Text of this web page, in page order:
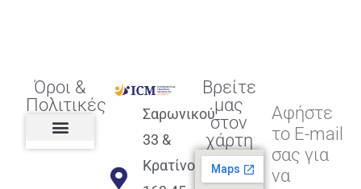
Όροι &
Πολιτικές
Σαρωνικού
33 &
Κρατίνου
Βρείτε
μας
στον
χάρτη
Αφήστε
το E-mail
σας για
να